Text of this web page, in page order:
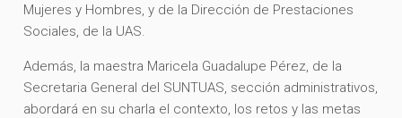
Mujeres y Hombres, y de la Dirección de Prestaciones
Sociales, de la UAS.
Además, la maestra Maricela Guadalupe Pérez, de la
Secretaria General del SUNTUAS, sección administrativos,
abordará en su charla el contexto, los retos y las metas